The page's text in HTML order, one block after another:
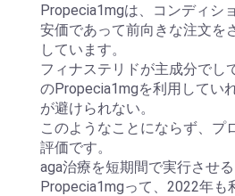
Propecia1mgは、コンディシ
安価であって前向きな注文を
しています。
フィナステリドが主成分でし
のPropecia1mgを利用してい
が避けられない。
このようなことにならず、プ
評価です。
aga治療を短期間で実行させる
Propecia1mgって、2022年も